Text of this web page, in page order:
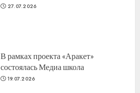
27.07.2026
В рамках проекта «Аракет»
состоялась Медиа школа
19.07.2026